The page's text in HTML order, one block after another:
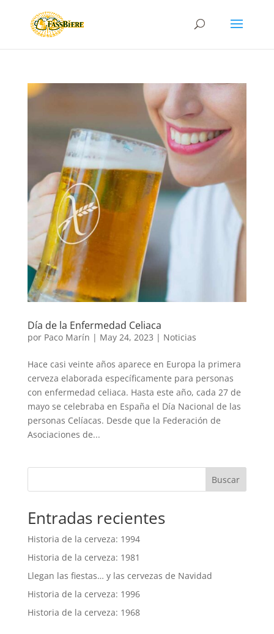
Día de la Enfermedad Celiaca
por Paco Marín | May 24, 2023 | Noticias
Hace casi veinte años aparece en Europa la primera
cerveza elaborada específicamente para personas
con enfermedad celiaca. Hasta este año, cada 27 de
mayo se celebraba en España el Día Nacional de las
personas Celíacas. Desde que la Federación de
Asociaciones de...
Buscar
Entradas recientes
Historia de la cerveza: 1994
Historia de la cerveza: 1981
Llegan las fiestas… y las cervezas de Navidad
Historia de la cerveza: 1996
Historia de la cerveza: 1968